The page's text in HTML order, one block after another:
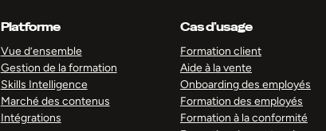
Platforme
Vue d’ensemble
Gestion de la formation
Skills Intelligence
Marché des contenus
Intégrations
Cas d’usage
Formation client
Aide à la vente
Onboarding des employés
Formation des employés
Formation à la conformité